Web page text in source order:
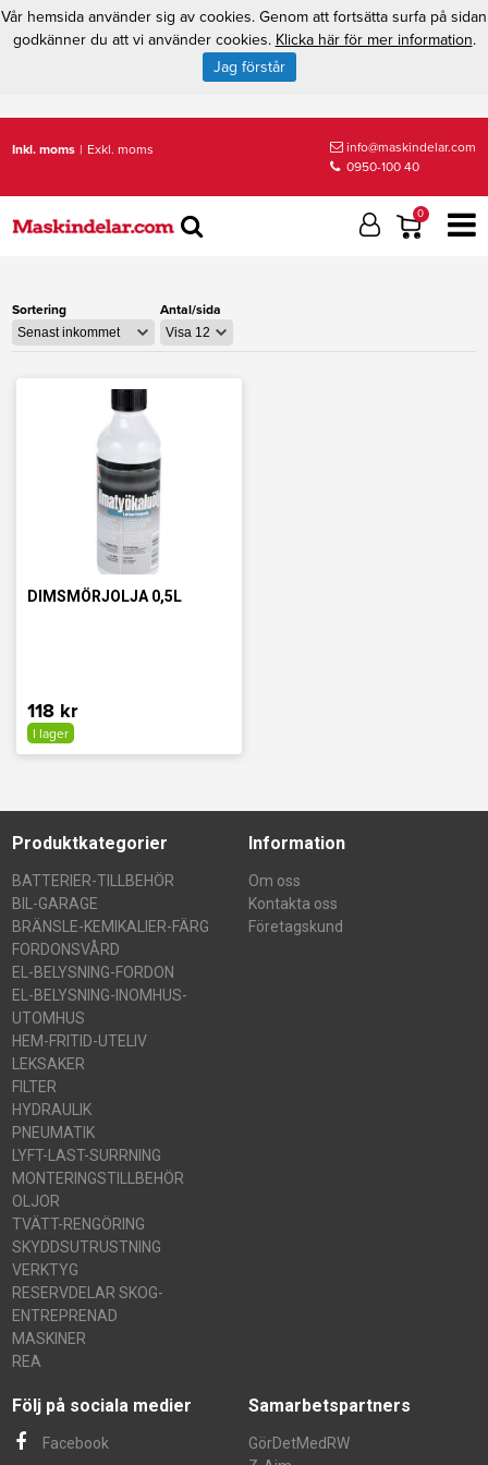
Inkl. moms | Exkl. moms
info@maskindelar.com
0950-100 40
0
Sortering Antal/sida
DIMSMÖRJOLJA 0,5L
118 kr
I lager
Produktkategorier
BATTERIER-TILLBEHÖR
BIL-GARAGE
BRÄNSLE-KEMIKALIER-FÄRG
FORDONSVÅRD
EL-BELYSNING-FORDON
EL-BELYSNING-INOMHUS-
UTOMHUS
HEM-FRITID-UTELIV
LEKSAKER
FILTER
HYDRAULIK
PNEUMATIK
LYFT-LAST-SURRNING
MONTERINGSTILLBEHÖR
OLJOR
TVÄTT-RENGÖRING
SKYDDSUTRUSTNING
VERKTYG
RESERVDELAR SKOG-
ENTREPRENAD
MASKINER
REA
Information
Om oss
Kontakta oss
Företagskund
Följ på sociala medier
Facebook
Samarbetspartners
GörDetMedRW
Vår hemsida använder sig av cookies. Genom att fortsätta surfa på sidan
godkänner du att vi använder cookies. Klicka här för mer information.
Jag förstår